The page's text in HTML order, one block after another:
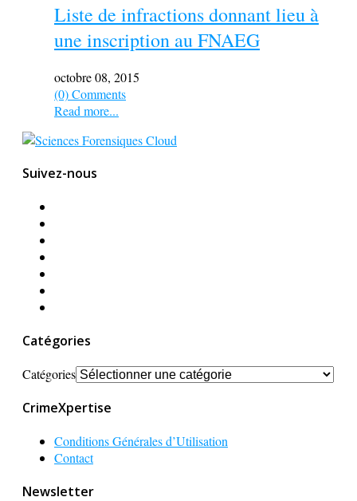
Liste de infractions donnant lieu à
une inscription au FNAEG
octobre 08, 2015
(0) Comments
Read more...
Suivez-nous
Catégories
Catégories
CrimeXpertise
Conditions Générales d’Utilisation
Contact
Newsletter